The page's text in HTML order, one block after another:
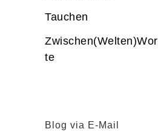
Tauchen
Zwischen(Welten)Wor
te
Blog via E-Mail